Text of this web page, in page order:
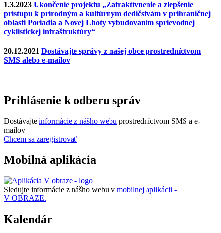
1.3.2023 Ukončenie projektu „Zatraktívnenie a zlepšenie
prístupu k prírodným a kultúrnym dedičstvám v prihraničnej
oblasti Poriadia a Novej Lhoty vybudovaním sprievodnej
cyklistickej infraštruktúry“
20.12.2021 Dostávajte správy z našej obce prostredníctvom
SMS alebo e-mailov
Prihlásenie k odberu správ
Dostávajte informácie z nášho webu prostredníctvom SMS a e-
mailov
Chcem sa zaregistrovať
Mobilná aplikácia
Sledujte informácie z nášho webu v mobilnej aplikácii -
V OBRAZE.
Kalendár